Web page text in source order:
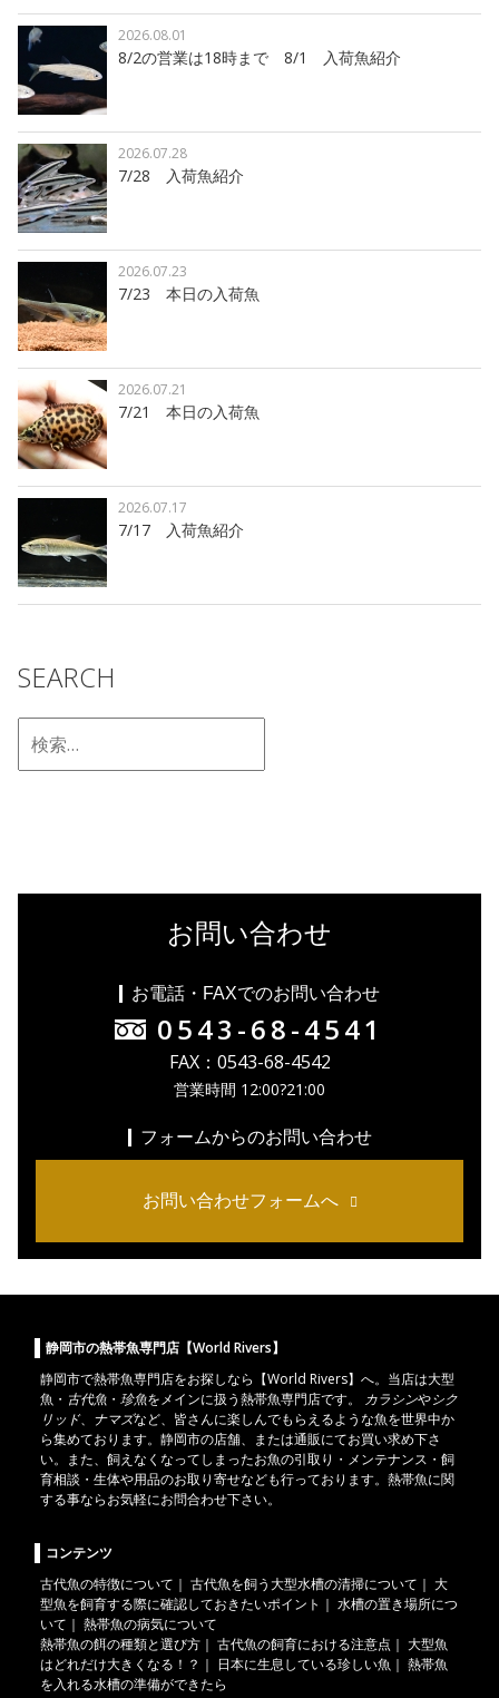
8/2の営業は18時まで 8/1 入荷魚紹介
2026.08.01
7/28 入荷魚紹介
2026.07.28
7/23 本日の入荷魚
2026.07.23
7/21 本日の入荷魚
2026.07.21
7/17 入荷魚紹介
2026.07.17
SEARCH
お問い合わせ
お電話・FAXでのお問い合わせ
0543-68-4541
FAX：0543-68-4542
営業時間 12:00?21:00
フォームからのお問い合わせ
お問い合わせフォームへ
静岡市の熱帯魚専門店【World Rivers】
静岡市で熱帯魚専門店をお探しなら【World Rivers】へ。当店は大型
魚 ・ 古代魚 ・ 珍魚をメインに扱う熱帯魚専門店です。 カラシンやシク
リッド、 ナマズなど、皆さんに楽しんでもらえるような魚を世界中か
ら集めております。静岡市の店舗、または通販にてお買い求め下さ
い。また、飼えなくなってしまったお魚の引取り・メンテナンス・飼
育相談・生体や用品のお取り寄せなども行っております。熱帯魚に関
する事ならお気軽にお問合わせ下さい。
コンテンツ
古代魚の特徴について ｜ 古代魚を飼う大型水槽の清掃について ｜ 大
型魚を飼育する際に確認しておきたいポイント ｜ 水槽の置き場所につ
いて ｜ 熱帯魚の病気について
熱帯魚の餌の種類と選び方 ｜ 古代魚の飼育における注意点 ｜ 大型魚
はどれだけ大きくなる！？ ｜ 日本に生息している珍しい魚 ｜ 熱帯魚
を入れる水槽の準備ができたら